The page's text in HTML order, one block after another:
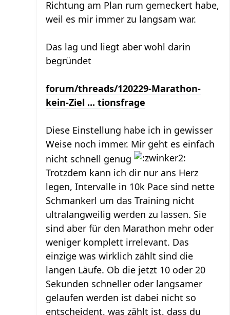
Richtung am Plan rum gemeckert habe,
weil es mir immer zu langsam war.
Das lag und liegt aber wohl darin
begründet
forum/threads/120229-Marathon-
kein-Ziel ... tionsfrage
Diese Einstellung habe ich in gewisser
Weise noch immer. Mir geht es einfach
nicht schnell genug
Trotzdem kann ich dir nur ans Herz
legen, Intervalle in 10k Pace sind nette
Schmankerl um das Training nicht
ultralangweilig werden zu lassen. Sie
sind aber für den Marathon mehr oder
weniger komplett irrelevant. Das
einzige was wirklich zählt sind die
langen Läufe. Ob die jetzt 10 oder 20
Sekunden schneller oder langsamer
gelaufen werden ist dabei nicht so
entscheident, was zählt ist, dass du